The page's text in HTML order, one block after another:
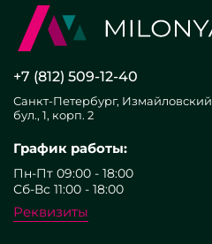
+7 (812) 509-12-40
Санкт-Петербург, Измайловский
бул., 1, корп. 2
График работы:
Пн-Пт 09:00 - 18:00
Сб-Вс 11:00 - 18:00
Реквизиты